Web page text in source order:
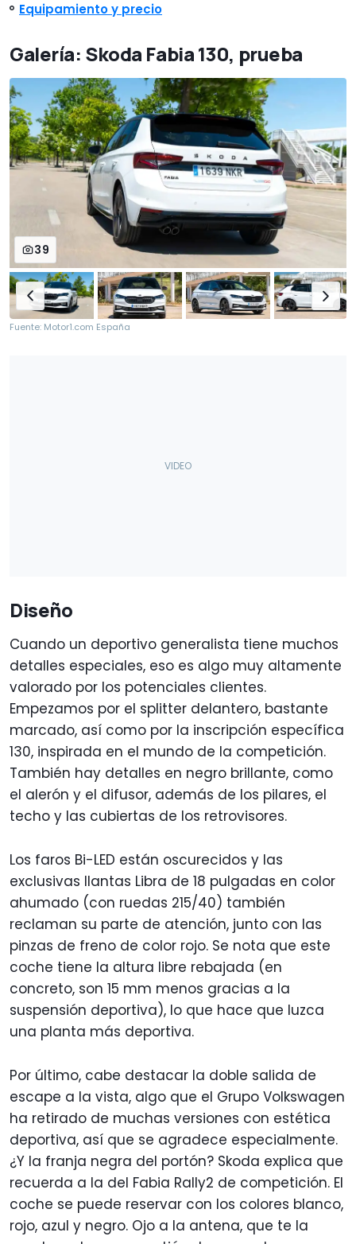
Equipamiento y precio
Galería: Skoda Fabia 130, prueba
39
Fuente: Motor1.com España
Diseño
Cuando un deportivo generalista tiene muchos
detalles especiales, eso es algo muy altamente
valorado por los potenciales clientes.
Empezamos por el splitter delantero, bastante
marcado, así como por la inscripción específica
130, inspirada en el mundo de la competición.
También hay detalles en negro brillante, como
el alerón y el difusor, además de los pilares, el
techo y las cubiertas de los retrovisores.
Los faros Bi-LED están oscurecidos y las
exclusivas llantas Libra de 18 pulgadas en color
ahumado (con ruedas 215/40) también
reclaman su parte de atención, junto con las
pinzas de freno de color rojo. Se nota que este
coche tiene la altura libre rebajada (en
concreto, son 15 mm menos gracias a la
suspensión deportiva), lo que hace que luzca
una planta más deportiva.
Por último, cabe destacar la doble salida de
escape a la vista, algo que el Grupo Volkswagen
ha retirado de muchas versiones con estética
deportiva, así que se agradece especialmente.
¿Y la franja negra del portón? Skoda explica que
recuerda a la del Fabia Rally2 de competición. El
coche se puede reservar con los colores blanco,
rojo, azul y negro. Ojo a la antena, que te la